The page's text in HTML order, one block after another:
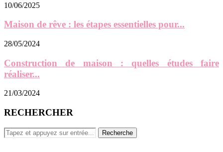
10/06/2025
Maison de rêve : les étapes essentielles pour...
28/05/2024
Construction de maison : quelles études faire
réaliser...
21/03/2024
RECHERCHER